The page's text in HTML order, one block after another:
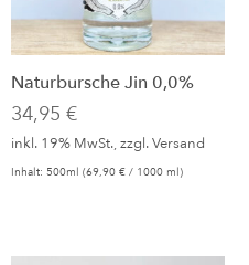
Naturbursche Jin 0,0%
34,95€
inkl. 19% MwSt., zzgl.Versand
Inhalt: 500ml (69,90€ / 1000 ml)